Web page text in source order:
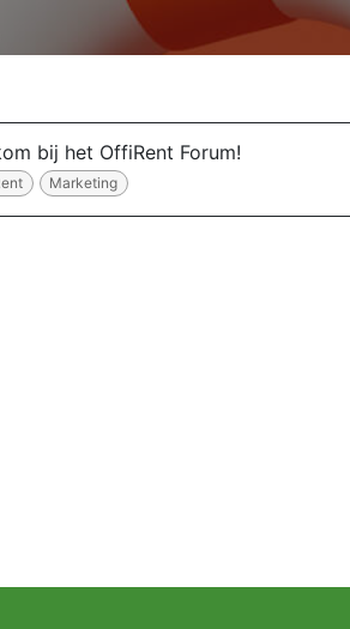
bij het OffiRent Forum!
Marketing